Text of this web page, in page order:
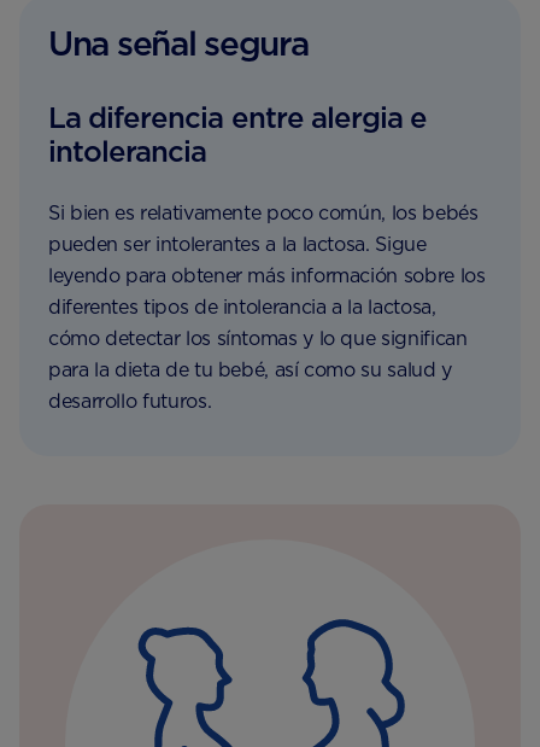
Una señal segura
La diferencia entre alergia e
intolerancia
Si bien es relativamente poco común, los bebés
pueden ser intolerantes a la lactosa. Sigue
leyendo para obtener más información sobre los
diferentes tipos de intolerancia a la lactosa,
cómo detectar los síntomas y lo que significan
para la dieta de tu bebé, así como su salud y
desarrollo futuros.